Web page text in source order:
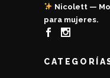
Nicolett —
para mujeres.